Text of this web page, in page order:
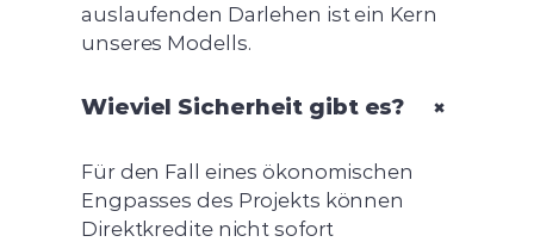
auslaufenden Darlehen ist ein Kern
unseres Modells.
Wieviel Sicherheit gibt es? +
Für den Fall eines ökonomischen
Engpasses des Projekts können
Direktkredite nicht sofort